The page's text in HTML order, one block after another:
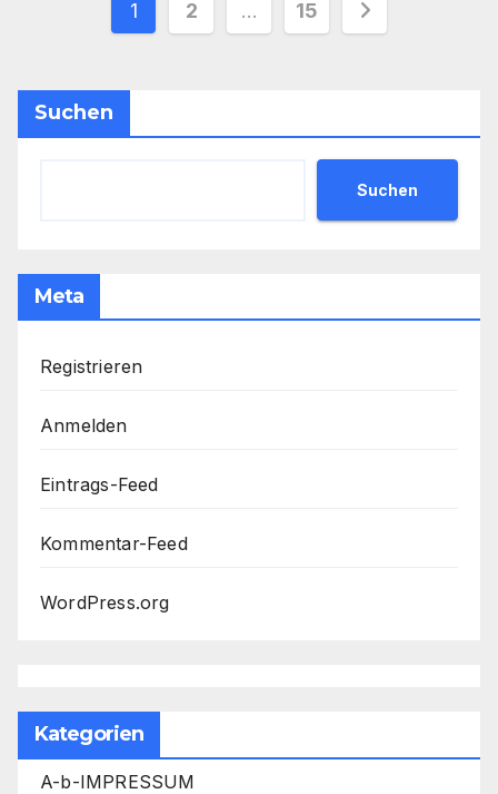
Seitennummerierung
Beiträge
1 2 … 15
Suchen
Suchen
Meta
Registrieren
Anmelden
Eintrags-Feed
Kommentar-Feed
WordPress.org
Kategorien
A-b-IMPRESSUM